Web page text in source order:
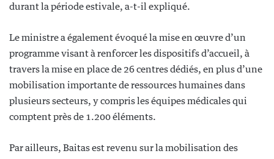
durant la période estivale, a-t-il expliqué.
Le ministre a également évoqué la mise en œuvre d’un
programme visant à renforcer les dispositifs d’accueil, à
travers la mise en place de 26 centres dédiés, en plus d’une
mobilisation importante de ressources humaines dans
plusieurs secteurs, y compris les équipes médicales qui
comptent près de 1.200 éléments.
Par ailleurs, Baitas est revenu sur la mobilisation des